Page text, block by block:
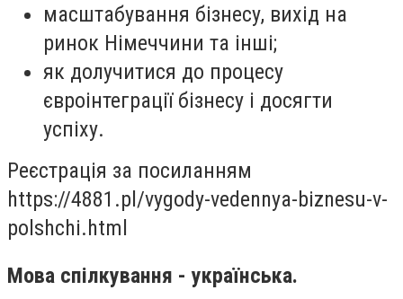
масштабування бізнесу, вихід на
ринок Німеччини та інші;
як долучитися до процесу
євроінтеграції бізнесу і досягти
успіху.
Реєстрація за посиланням
https://4881.pl/vygody-vedennya-biznesu-v-
polshchi.html
Мова спілкування - українська.